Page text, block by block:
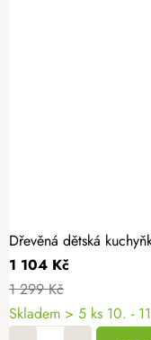
Dřevěná dětská
1 104 Kč
1 299 Kč
Skladem > 5 ks 10. -